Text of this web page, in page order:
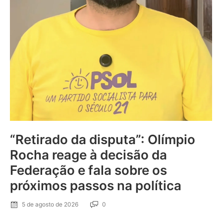
“Retirado da disputa”: Olímpio
Rocha reage à decisão da
Federação e fala sobre os
próximos passos na política
5 de agosto de 2026 0